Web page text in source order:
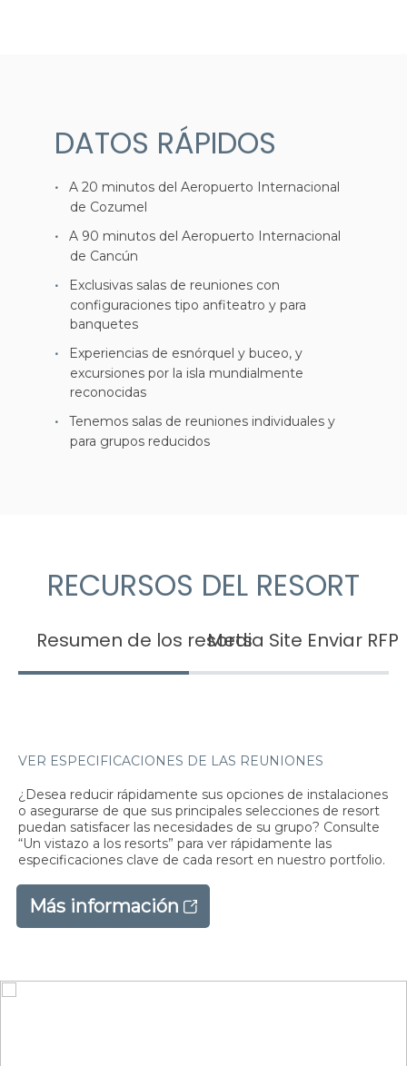
DATOS RÁPIDOS
A 20 minutos del Aeropuerto Internacional
de Cozumel
A 90 minutos del Aeropuerto Internacional
de Cancún
Exclusivas salas de reuniones con
configuraciones tipo anfiteatro y para
banquetes
Experiencias de esnórquel y buceo, y
excursiones por la isla mundialmente
reconocidas
Tenemos salas de reuniones individuales y
para grupos reducidos
RECURSOS DEL RESORT
Resumen de los resortsMedia Site Enviar RFP
VER ESPECIFICACIONES DE LAS REUNIONES
¿Desea reducir rápidamente sus opciones de instalaciones
o asegurarse de que sus principales selecciones de resort
puedan satisfacer las necesidades de su grupo? Consulte
“Un vistazo a los resorts” para ver rápidamente las
especificaciones clave de cada resort en nuestro portfolio.
Más información